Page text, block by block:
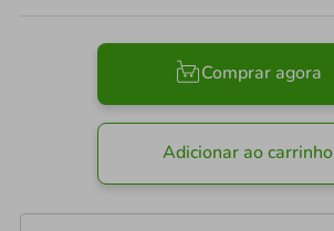
Comprar agora
Adicionar ao carrinho